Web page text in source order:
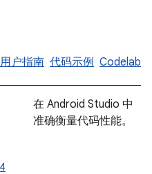
用户指南 代码示例 Codelab
在 Android Studio 中
准确衡量代码性能。